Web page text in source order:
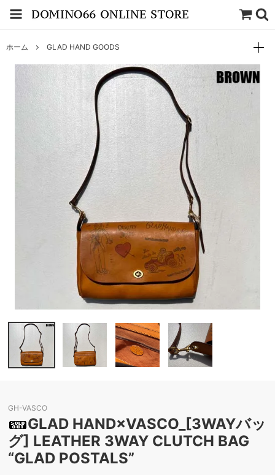
ホーム GLAD HAND GOODS
GH-VASCO
GLAD HAND×VASCO_[3WAYバッ
グ] LEATHER 3WAY CLUTCH BAG
“GLAD POSTALS”